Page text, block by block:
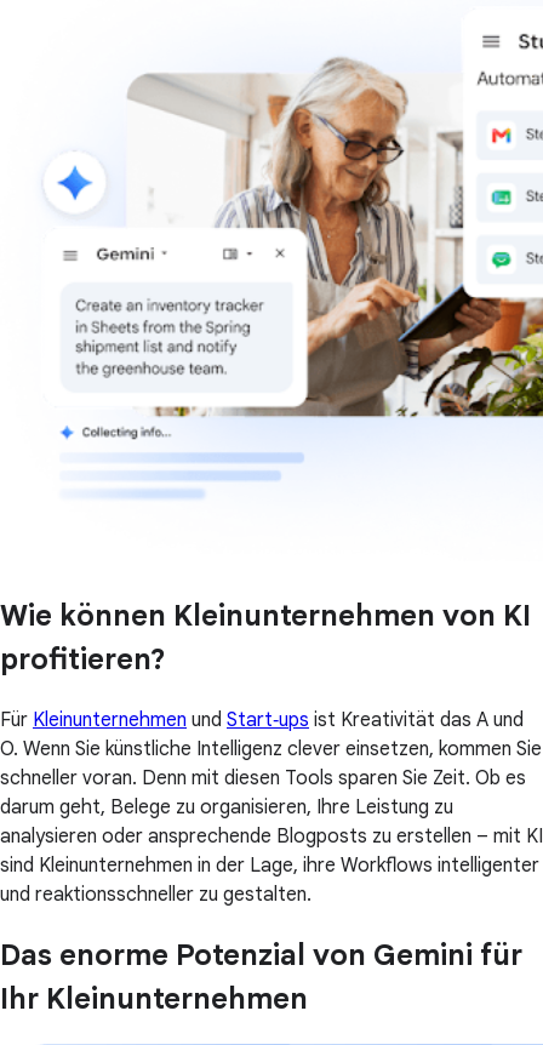
Wie können Kleinunternehmen von KI
profitieren?
Für Kleinunternehmen und Start‑ups ist Kreativität das A und
O. Wenn Sie künstliche Intelligenz clever einsetzen, kommen Sie
schneller voran. Denn mit diesen Tools sparen Sie Zeit. Ob es
darum geht, Belege zu organisieren, Ihre Leistung zu
analysieren oder ansprechende Blogposts zu erstellen – mit KI
sind Kleinunternehmen in der Lage, ihre Workflows intelligenter
und reaktionsschneller zu gestalten.
Das enorme Potenzial von Gemini für
Ihr Kleinunternehmen